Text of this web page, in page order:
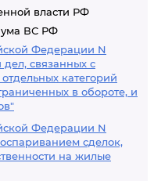
власти РФ
ВС РФ
Федерации N
дел, связанных с
категорий
в обороте, и
Федерации N
сделок,
на жилые